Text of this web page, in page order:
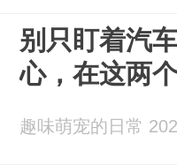
别只盯着汽
心，在这两
趣味萌宠的日常